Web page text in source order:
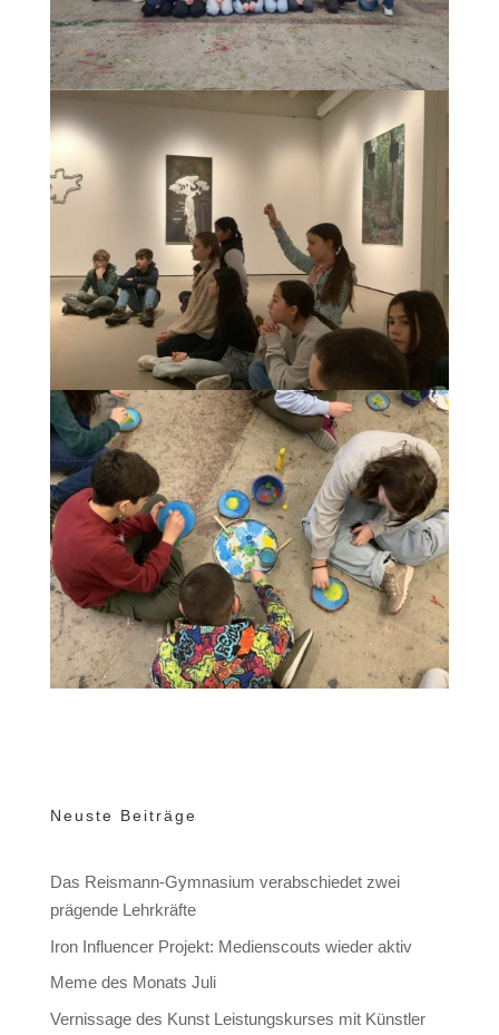
Neuste Beiträge
Das Reismann-Gymnasium verabschiedet zwei
prägende Lehrkräfte
Iron Influencer Projekt: Medienscouts wieder aktiv
Meme des Monats Juli
Vernissage des Kunst Leistungskurses mit Künstler